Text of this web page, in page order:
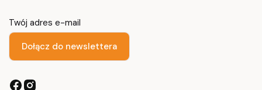
Twój adres e-mail
Dołącz do newslettera